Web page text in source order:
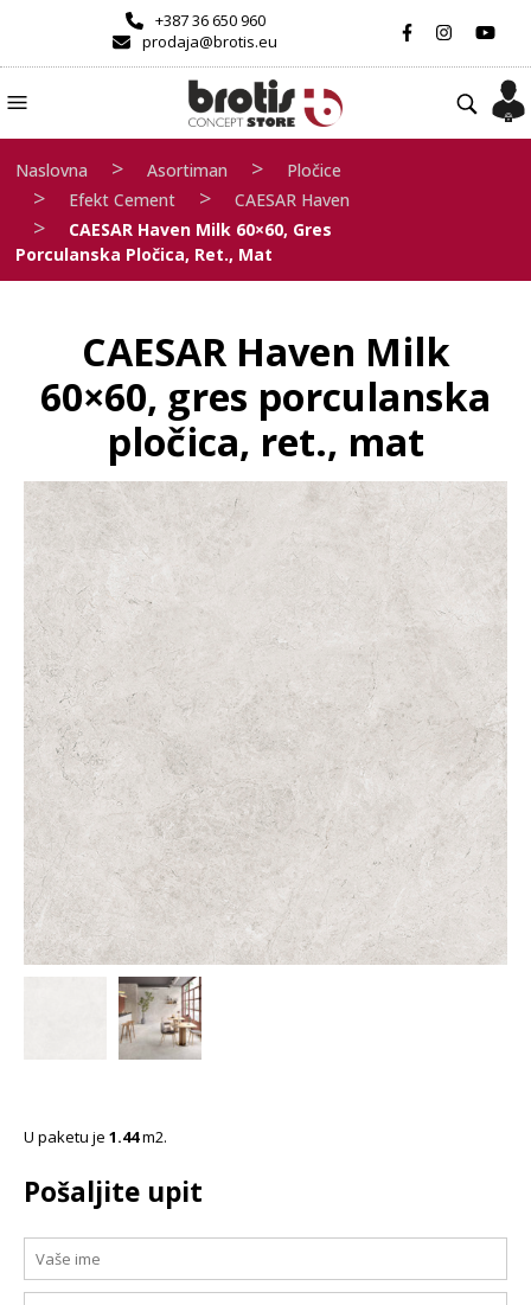
+387 36 650 960
prodaja@brotis.eu
Naslovna > Asortiman > Pločice
> Efekt Cement > CAESAR Haven
>
CAESAR Haven Milk 60×60, Gres
Porculanska Pločica, Ret., Mat
CAESAR Haven Milk
60×60, gres porculanska
pločica, ret., mat
U paketu je 1.44m2.
Pošaljite upit